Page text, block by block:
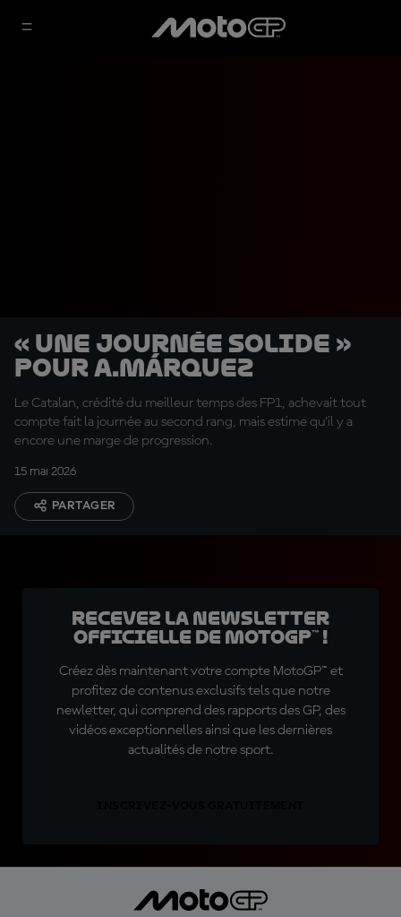
« Une journée solide »
pour A.Márquez
Le Catalan, crédité du meilleur temps des FP1, achevait tout
compte fait la journée au second rang, mais estime qu'il y a
encore une marge de progression.
15 mai 2026
PARTAGER
Recevez la Newsletter
officielle de MotoGP™ !
Créez dès maintenant votre compte MotoGP™ et
profitez de contenus exclusifs tels que notre
newletter, qui comprend des rapports des GP, des
vidéos exceptionnelles ainsi que les dernières
actualités de notre sport.